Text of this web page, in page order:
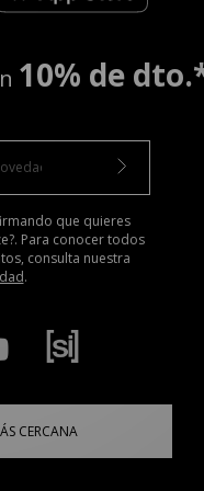
10% de
que quieres
Para conocer todos
consulta nuestra
.
CERCANA